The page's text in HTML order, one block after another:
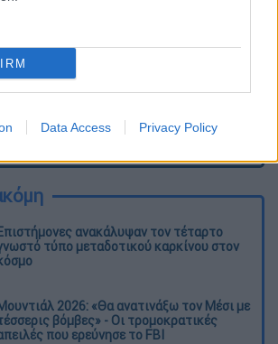
Data Access Privacy Policy
καταχώρηση
ανακάλυψαν τον τέταρτο
τύπο μεταδοτικού καρκίνου στον
2026: «Θα ανατινάξω τον Μέσι με
βόμβες» - Οι τρομοκρατικές
που ερεύνησε το FBI